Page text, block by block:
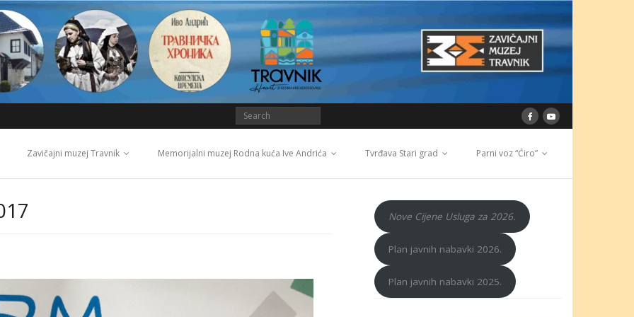
Zavičajni muzej Travnik Memorijalni muzej Rodna kuća Ive Andrića Tvrđava Stari grad Parni voz “Ćiro”
Nove Cijene Usluga za 2026.
Plan javnih nabavki 2026.
Plan javnih nabavki 2025.